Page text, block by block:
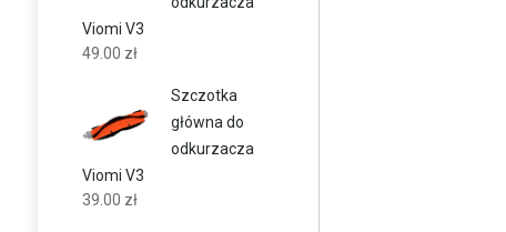
Viomi V3
49.00 zł
Szczotka
główna do
odkurzacza
Viomi V3
39.00 zł